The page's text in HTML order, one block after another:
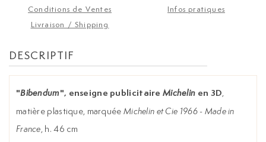
Conditions de Ventes
Infos pratiques
Livraison / Shipping
DESCRIPTIF
"Bibendum", enseigne publicitaireMichelin en 3D,
matière plastique, marquée Michelin et Cie 1966 - Made in
France, h. 46 cm